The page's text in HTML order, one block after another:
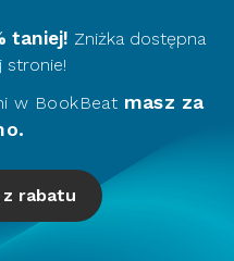
taniej! Zniżka dostępna
stronie!
w BookBeat masz za
rabatu